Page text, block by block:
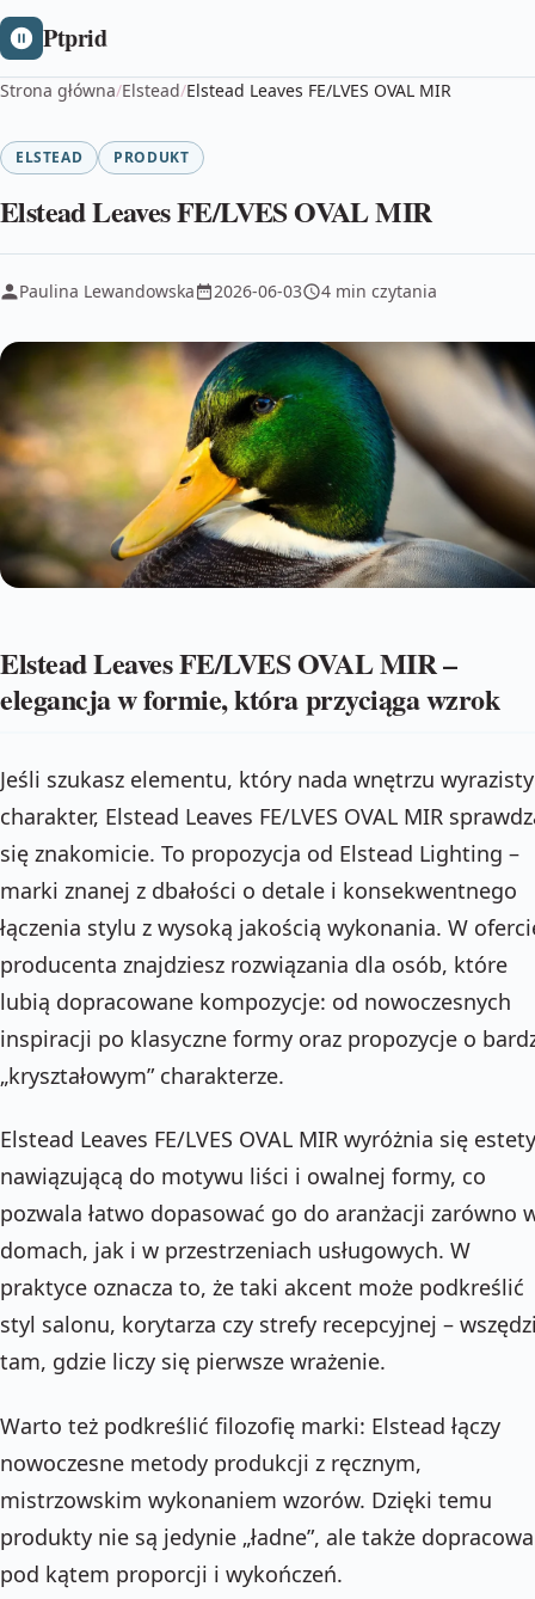
Ptprid
Strona główna/Elstead/Elstead Leaves FE/LVES OVAL MIR
ELSTEAD PRODUKT
Elstead Leaves FE/LVES OVAL MIR
Paulina Lewandowska 2026-06-03 4 min czytania
Elstead Leaves FE/LVES OVAL MIR –
elegancja w formie, która przyciąga wzrok
Jeśli szukasz elementu, który nada wnętrzu wyrazisty
charakter, Elstead Leaves FE/LVES OVAL MIR
się znakomicie. To propozycja od Elstead Lighting –
marki znanej z dbałości o detale i konsekwentnego
łączenia stylu z wysoką jakością wykonania. W
producenta znajdziesz rozwiązania dla osób, które
lubią dopracowane kompozycje: od nowoczesnych
inspiracji po klasyczne formy oraz propozycje o
„kryształowym” charakterze.
Elstead Leaves FE/LVES OVAL MIR wyróżnia się
nawiązującą do motywu liści i owalnej formy, co
pozwala łatwo dopasować go do aranżacji zarówno
domach, jak i w przestrzeniach usługowych. W
praktyce oznacza to, że taki akcent może podkreślić
styl salonu, korytarza czy strefy recepcyjnej –
tam, gdzie liczy się pierwsze wrażenie.
Warto też podkreślić filozofię marki: Elstead łączy
nowoczesne metody produkcji z ręcznym,
mistrzowskim wykonaniem wzorów. Dzięki temu
produkty nie są jedynie „ładne”, ale także
pod kątem proporcji i wykończeń.